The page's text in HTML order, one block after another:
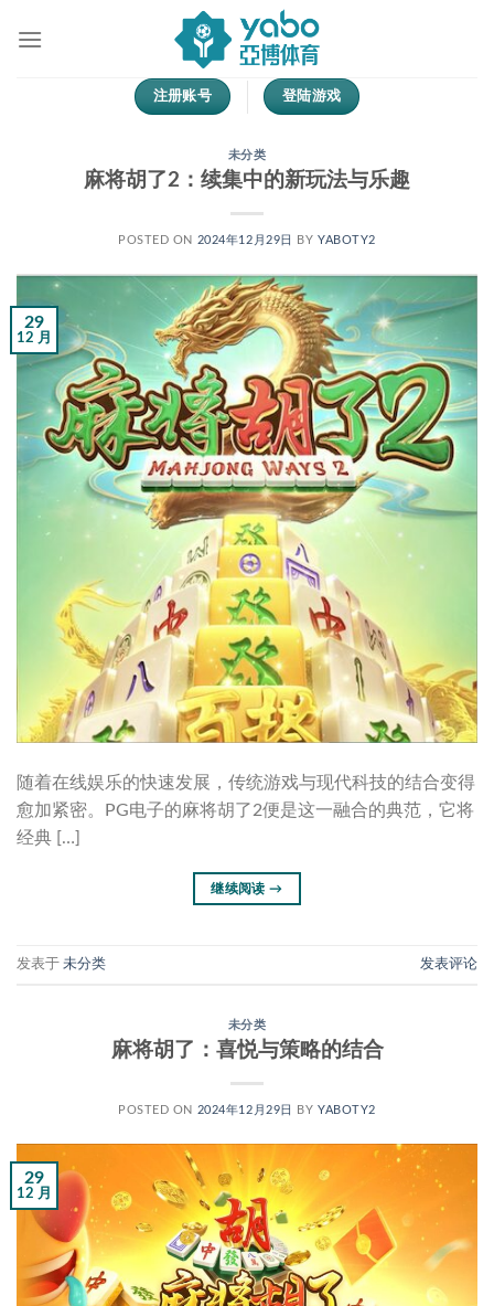
注册账号 登陆游戏
未分类
麻将胡了2：续集中的新玩法与乐趣
POSTED ON 2024年12月29日 BYYABOTY2
29
12 月
随着在线娱乐的快速发展，传统游戏与现代科技的结合变得
愈加紧密。PG电子的麻将胡了2便是这一融合的典范，它将
经典 […]
继续阅读→
发表于 未分类 发表评论
未分类
麻将胡了：喜悦与策略的结合
POSTED ON 2024年12月29日 BYYABOTY2
29
12 月